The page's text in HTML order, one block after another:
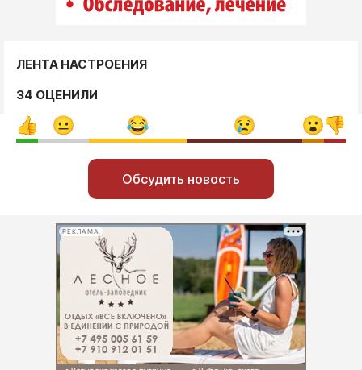
ЛЕНТА НАСТРОЕНИЯ
34 ОЦЕНИЛИ
Обсудить новость
РЕКЛАМА